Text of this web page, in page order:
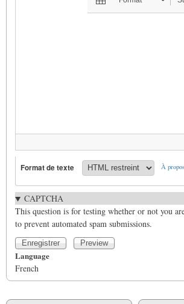
À
Format de texte
CAPTCHA
This question is for testing whether or not you
to prevent automated spam submissions.
Language
French